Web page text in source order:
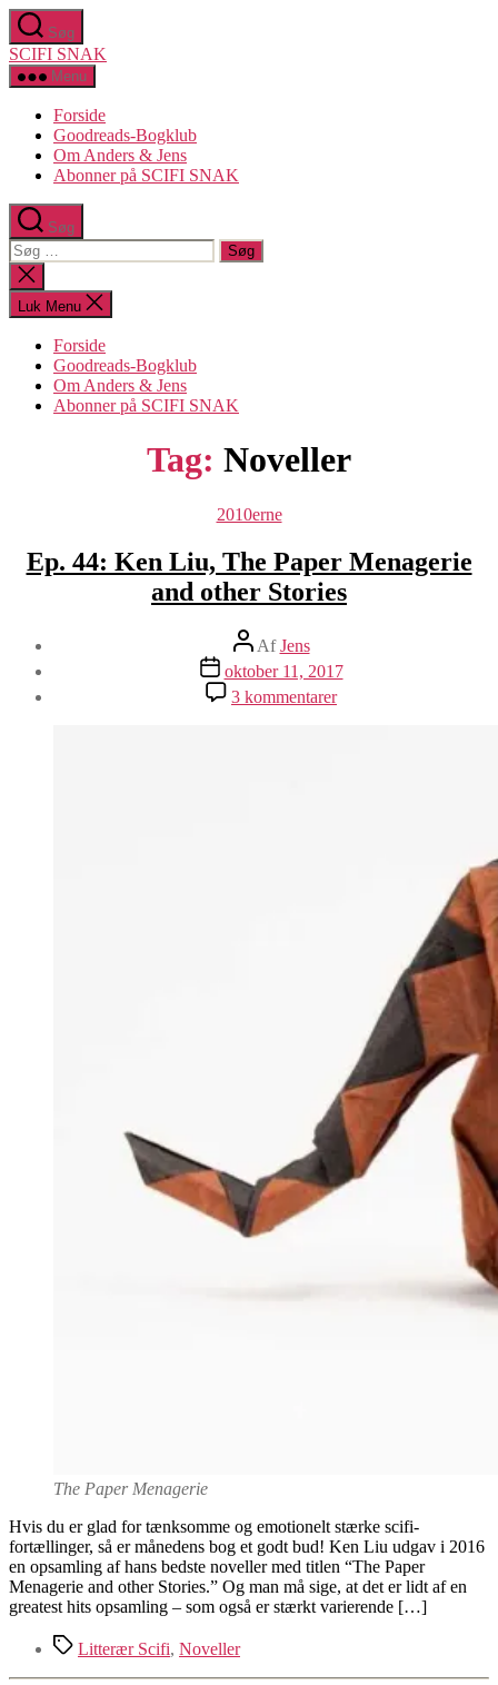
Spring
til
indholdet
Søg
SCIFI SNAK
Menu
Forside
Goodreads-Bogklub
Om Anders & Jens
Abonner på SCIFI SNAK
Søg
Søg
efter:
Luk
søgning
Luk Menu
Forside
Goodreads-Bogklub
Om Anders & Jens
Abonner på SCIFI SNAK
Tag: Noveller
Kategorier
2010erne
Ep. 44: Ken Liu, The Paper Menagerie
and other Stories
Indlægsforfatter
AfJens
Indlægsdato
oktober 11, 2017
3 kommentarertil
Ep.
The Paper Menagerie
Hvis du er glad for tænksomme og emotionelt stærke scifi-
fortællinger, så er månedens bog et godt bud! Ken Liu udgav i 2016
en opsamling af hans bedste noveller med titlen “The Paper
Menagerie and other Stories.” Og man må sige, at det er lidt af en
greatest hits opsamling – som også er stærkt varierende […]
TagsLitterær Scifi, Noveller